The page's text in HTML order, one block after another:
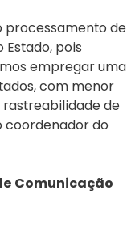
processamento de
pois
empregar uma
com menor
de
coordenador do
Comunicação